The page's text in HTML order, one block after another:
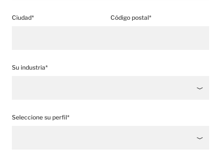
Ciudad* Código postal*
Su industria*
Seleccione su perfil*